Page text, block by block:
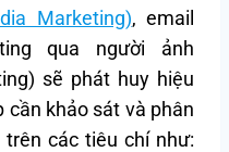
Marketing), email
qua người ảnh
sẽ phát huy hiệu
cần khảo sát và phân
các tiêu chí như: